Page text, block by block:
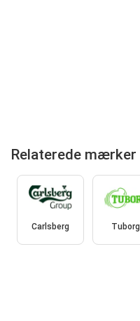
Relaterede mærker
Carlsberg Tuborg